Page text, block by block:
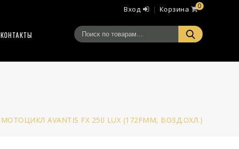
Корзина 0
Вход
КОНТАКТЫ
МОТОЦИКЛ AVANTIS FX 250 LUX (172FMM, ВОЗД.ОХЛ.)